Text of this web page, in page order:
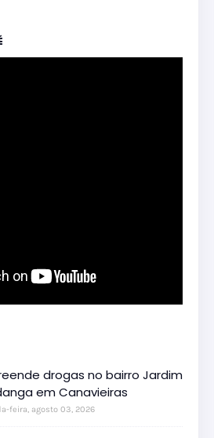
drogas no bairro Jardim
em Canavieiras
feira, agosto 03, 2026